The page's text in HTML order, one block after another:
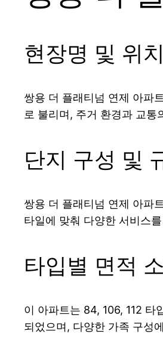
현장명 및 위치
쌍용 더 플래티넘 연제 아파
로 불리며, 주거 환경과 교
단지 구성 및
쌍용 더 플래티넘 연제 아파
타일에 맞춰 다양한 서비스
타입별 면적
이 아파트는 84, 106, 112
되었으며, 다양한 가족 구성